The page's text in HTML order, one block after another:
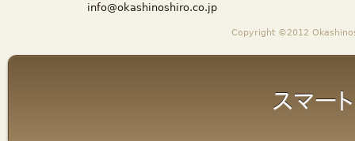
info@okashinoshiro.co.jp
Copyright ©2012
スマー